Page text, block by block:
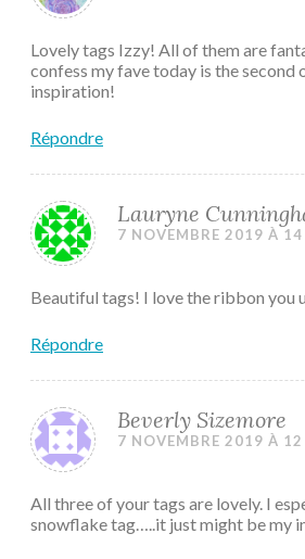
Lovely tags Izzy! All of them are
confess my fave today is the second
inspiration!
Répondre
Lauryne
7 NOVEMBRE 2019 À
Beautiful tags! I love the ribbon you
Répondre
Beverly Sizemore
7 NOVEMBRE 2019 À
All three of your tags are lovely. I
snowflake tag…..it just might be my